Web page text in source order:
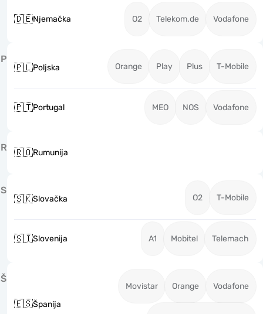
🇩🇪Njemačka O2 Telekom.de Vodafone
P
🇵🇱Poljska Orange Play Plus T-Mobile
🇵🇹Portugal MEO NOS Vodafone
R 🇷🇴Rumunija
S
🇸🇰Slovačka O2 T-Mobile
🇸🇮Slovenija A1 Mobitel Telemach
Š
🇪🇸Španija
Movistar Orange Vodafone